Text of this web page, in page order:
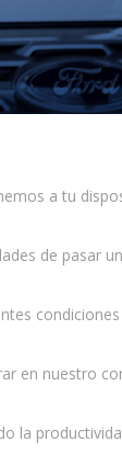
a tu
de pasar
en nuestro
la